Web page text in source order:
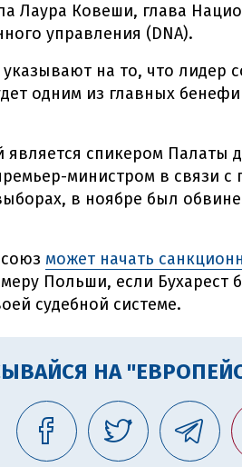
Лаура Ковеши, глава
управления (DNA).
на то, что лидер
одним из главных
является спикером Палаты
министром в связи с
в ноябре был
может начать
Польши, если Бухарест
судебной системе.
НА